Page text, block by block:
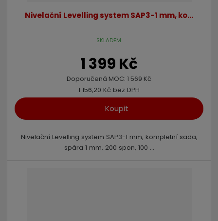
Nivelační Levelling system SAP3-1 mm, ko...
1 399 Kč
Doporučená MOC: 1 569 Kč
1 156,20 Kč bez DPH
Koupit
SKLADEM
Nivelační Levelling system SAP3-1 mm, kompletní sada,
spára 1 mm. 200 spon, 100 ...